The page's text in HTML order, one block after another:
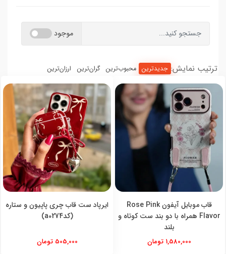
موجود
ترتیب نمایش: جدیدترین محبوب‌ترین گران‌ترین ارزان‌ترین
قاب موبایل آیفون Rose Pink
Flavor همراه با دو بند ست کوتاه و
بلند
1,580,000 تومان
ایرپاد ست قاب چری پاپیون و ستاره
(کدa0274)
505,000 تومان